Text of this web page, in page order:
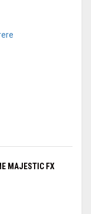
MAJESTIC FX